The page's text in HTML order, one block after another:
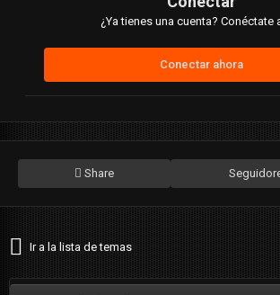
¿Ya tienes una cuenta? Conéctate
Conectar ahora
Share
Ir a la lista de temas